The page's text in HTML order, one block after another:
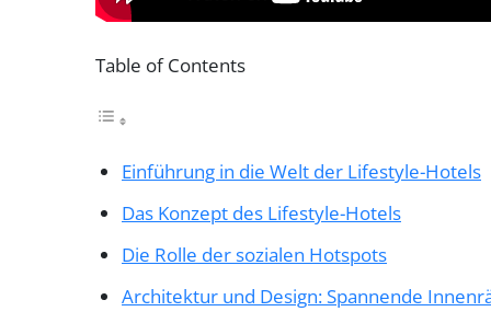
Table of Contents
Einführung in die Welt der Lifestyle-Hotels
Das Konzept des Lifestyle-Hotels
Die Rolle der sozialen Hotspots
Architektur und Design: Spannende